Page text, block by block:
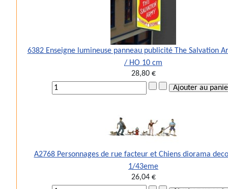
6382 Enseigne lumineuse panneau publicité The Salvation
/ HO 10 cm
28,80 €
A2768 Personnages de rue facteur et Chiens diorama
1/43eme
26,04 €